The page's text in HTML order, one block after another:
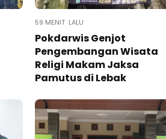
59 MENIT LALU
Pokdarwis Genjot
Pengembangan Wisata
Religi Makam Jaksa
Pamutus di Lebak